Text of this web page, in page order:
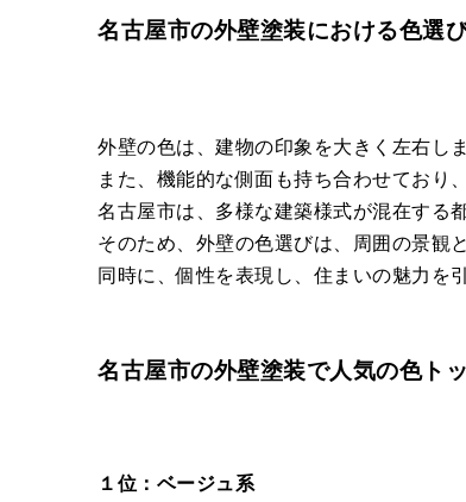
名古屋市の外壁塗装における色選
外壁の色は、建物の印象を大きく左右しま
また、機能的な側面も持ち合わせており
名古屋市は、多様な建築様式が混在する都
そのため、外壁の色選びは、周囲の景観
同時に、個性を表現し、住まいの魅力を
名古屋市の外壁塗装で人気の色ト
１位：ベージュ系